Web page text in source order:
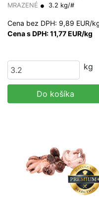
MRAZENÉ 3.2 kg/#
Cena bez DPH: 9,89 EUR/
Cena s DPH: 11,77 EUR/kg
kg
Do košíka